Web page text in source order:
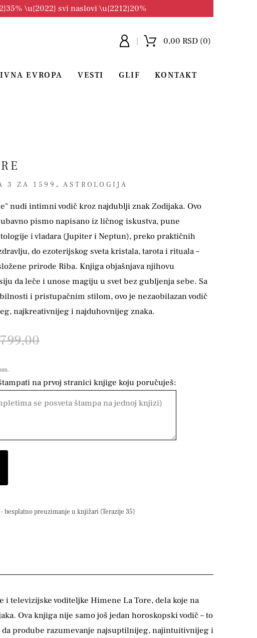
\u{2022} svi naslovi \u{2212}20%
0,00 RSD (0)
EVROPA VESTI GLIF KONTAKT
3 ZA 1599 , ASTROLOGIJA
nudi intimni vodič kroz najdublji znak Zodijaka. Ovo
pismo napisano iz ličnog iskustva, pune
i vladara (Jupiter i Neptun), preko praktičnih
do ezoterijskog sveta kristala, tarota i rituala –
prirode Riba. Knjiga objašnjava njihovu
da leče i unose magiju u svet bez gubljenja sebe. Sa
i pristupačnim stilom, ovo je nezaobilazan vodič
najkreativnijeg i najduhovnijeg znaka.
799,00
na prvoj stranici knjige koju poručuješ:
· besplatno preuzimanje u knjižari (Terazije 35)
i televizijske voditeljke Himene La Tore, dela koje na
Ova knjiga nije samo još jedan horoskopski vodič – to
da prodube razumevanje najsuptilnijeg, najintuitivnijeg i